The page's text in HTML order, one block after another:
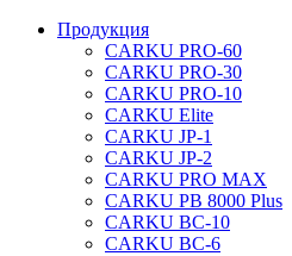
Продукция
CARKU PRO-60
CARKU PRO-30
CARKU PRO-10
CARKU Elite
CARKU JP-1
CARKU JP-2
CARKU PRO MAX
CARKU PB 8000 Plus
CARKU BC-10
CARKU BC-6